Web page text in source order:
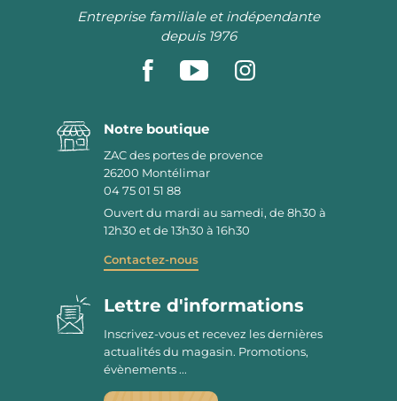
Entreprise familiale et indépendante
depuis 1976
Notre boutique
ZAC des portes de provence
26200 Montélimar
04 75 01 51 88
Ouvert du mardi au samedi, de 8h30 à
12h30 et de 13h30 à 16h30
Contactez-nous
Lettre d'informations
Inscrivez-vous et recevez les dernières
actualités du magasin. Promotions,
évènements ...